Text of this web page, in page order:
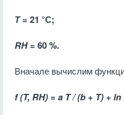
Т= 21 °С;
RH= 60 %.
Вначале вычислим
f (T, RH) = a T / (b + T) + ln